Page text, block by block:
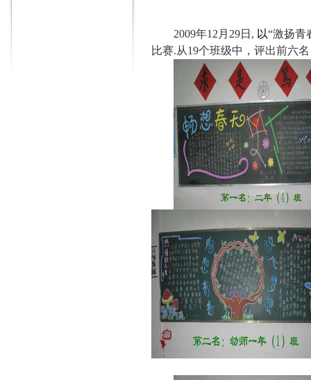
2009年12 月 29日 , 以“激扬青
比赛.从19个班级中，评出前六